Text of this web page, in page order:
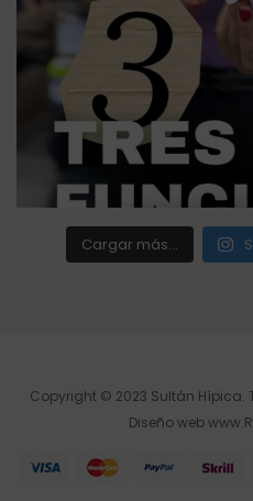
Cargar más...
Copyright © 2023 Sultán Hípica.
Diseño web